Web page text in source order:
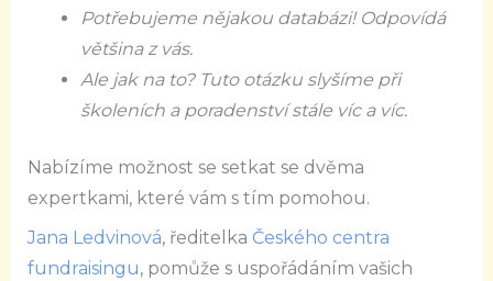
Potřebujeme nějakou databázi! Odpovídá
většina z vás.
Ale jak na to? Tuto otázku slyšíme při
školeních a poradenství stále víc a víc.
Nabízíme možnost se setkat se dvěma
expertkami, které vám s tím pomohou.
Jana Ledvinová, ředitelka Českého centra
fundraisingu, pomůže s uspořádáním vašich